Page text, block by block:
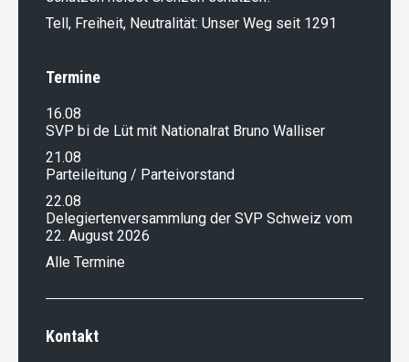
Tell, Freiheit, Neutralität: Unser Weg seit 1291
Termine
16.08
SVP bi de Lüt mit Nationalrat Bruno Walliser
21.08
Parteileitung / Parteivorstand
22.08
Delegiertenversammlung der SVP Schweiz vom
22. August 2026
Alle Termine
Kontakt